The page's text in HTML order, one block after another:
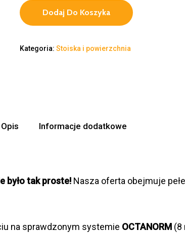
Dodaj Do Koszyka
Kategoria: Stoiska i powierzchnia
Opis Informacje dodatkowe
było tak proste! Nasza oferta obejmuje
na sprawdzonym systemie OCTANORM (8